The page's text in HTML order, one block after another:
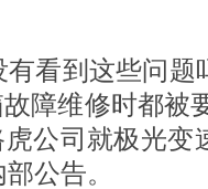
看到这些问题
障维修时都被
公司就极光变
公告。